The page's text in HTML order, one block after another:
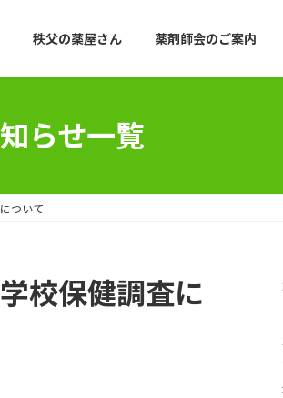
秩父の薬屋さん 薬剤師会のご案内
らせ一覧
ついて
校保健調査に